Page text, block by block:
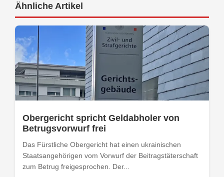
Ähnliche Artikel
Obergericht spricht Geldabholer von
Betrugsvorwurf frei
Das Fürstliche Obergericht hat einen ukrainischen
Staatsangehörigen vom Vorwurf der Beitragstäterschaft
zum Betrug freigesprochen. Der...